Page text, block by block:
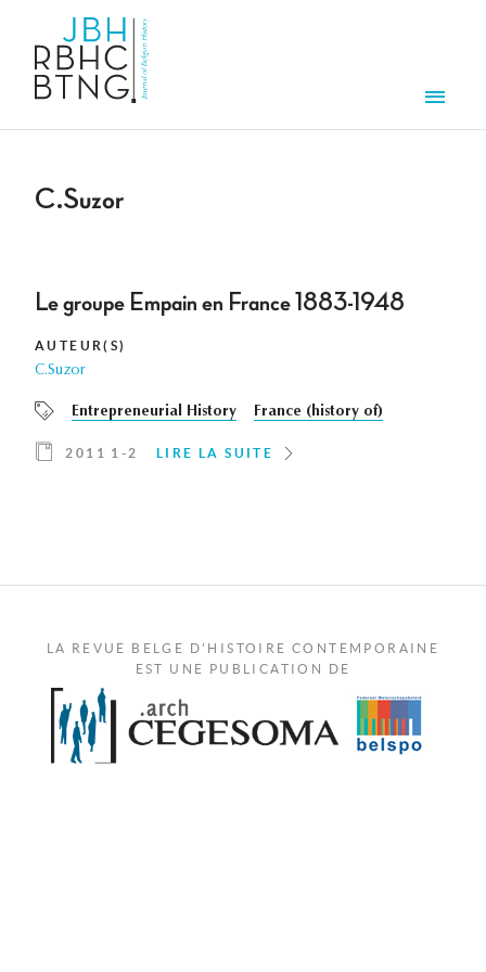
C.Suzor
Le groupe Empain en France 1883-1948
AUTEUR(S)
C.Suzor
Entrepreneurial History France (history of)
2011 1-2 LIRE LA SUITE
LA REVUE BELGE D'HISTOIRE CONTEMPORAINE
EST UNE PUBLICATION DE